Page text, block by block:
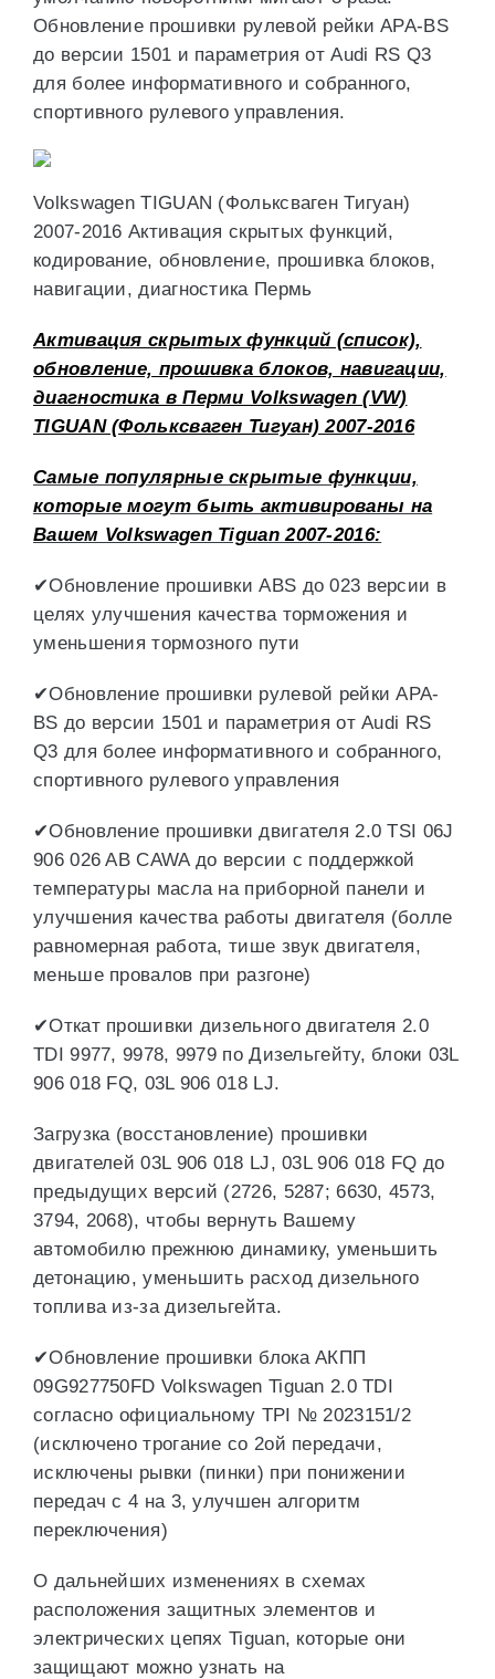
Обновление прошивки рулевой рейки APA-BS
до версии 1501 и параметрия от Audi RS Q3
для более информативного и собранного,
спортивного рулевого управления.
Volkswagen TIGUAN (Фольксваген Тигуан)
2007-2016 Активация скрытых функций,
кодирование, обновление, прошивка блоков,
навигации, диагностика Пермь
Активация скрытых функций (список),
обновление, прошивка блоков, навигации,
диагностика в Перми Volkswagen (VW)
TIGUAN (Фольксваген Тигуан) 2007-2016
Самые популярные скрытые функции,
которые могут быть активированы на
Вашем Volkswagen Tiguan 2007-2016:
✔Обновление прошивки ABS до 023 версии в
целях улучшения качества торможения и
уменьшения тормозного пути
✔Обновление прошивки рулевой рейки APA-
BS до версии 1501 и параметрия от Audi RS
Q3 для более информативного и собранного,
спортивного рулевого управления
✔Обновление прошивки двигателя 2.0 TSI 06J
906 026 AB CAWA до версии с поддержкой
температуры масла на приборной панели и
улучшения качества работы двигателя (болле
равномерная работа, тише звук двигателя,
меньше провалов при разгоне)
✔Откат прошивки дизельного двигателя 2.0
TDI 9977, 9978, 9979 по Дизельгейту, блоки 03L
906 018 FQ, 03L 906 018 LJ.
Загрузка (восстановление) прошивки
двигателей 03L 906 018 LJ, 03L 906 018 FQ до
предыдущих версий (2726, 5287; 6630, 4573,
3794, 2068), чтобы вернуть Вашему
автомобилю прежнюю динамику, уменьшить
детонацию, уменьшить расход дизельного
топлива из-за дизельгейта.
✔Обновление прошивки блока АКПП
09G927750FD Volkswagen Tiguan 2.0 TDI
согласно официальному TPI № 2023151/2
(исключено трогание со 2ой передачи,
исключены рывки (пинки) при понижении
передач с 4 на 3, улучшен алгоритм
переключения)
О дальнейших изменениях в схемах
расположения защитных элементов и
электрических цепях Tiguan, которые они
защищают можно узнать на